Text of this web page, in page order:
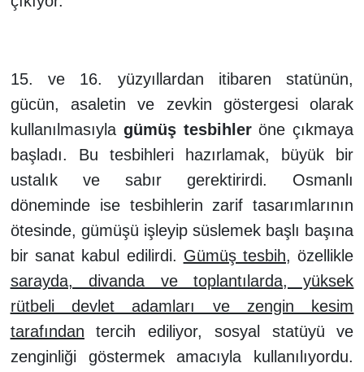
15. ve 16. yüzyıllardan itibaren statünün,
gücün, asaletin ve zevkin göstergesi olarak
kullanılmasıyla gümüş tesbihleröne çıkmaya
başladı. Bu tesbihleri hazırlamak, büyük bir
ustalık ve sabır gerektirirdi. Osmanlı
döneminde ise tesbihlerin zarif tasarımlarının
ötesinde, gümüşü işleyip süslemek başlı başına
bir sanat kabul edilirdi. Gümüş tesbih, özellikle
sarayda, divanda ve toplantılarda, yüksek
rütbeli devlet adamları ve zengin kesim
tarafından tercih ediliyor, sosyal statüyü ve
zenginliği göstermek amacıyla kullanılıyordu.